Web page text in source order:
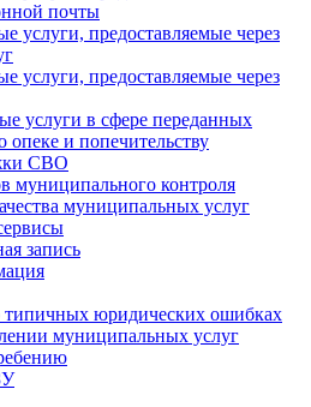
почты
услуги, предоставляемые через
услуги, предоставляемые через
услуги в сфере переданных
и попечительству
СВО
муниципального контроля
муниципальных услуг
запись
юридических ошибках
муниципальных услуг